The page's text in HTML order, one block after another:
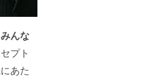
んな
プト
あた